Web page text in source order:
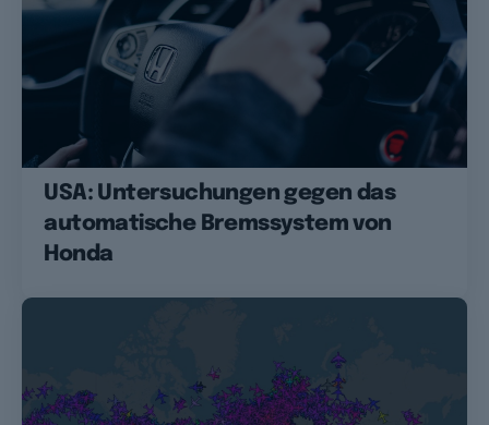
USA: Untersuchungen gegen das
automatische Bremssystem von
Honda